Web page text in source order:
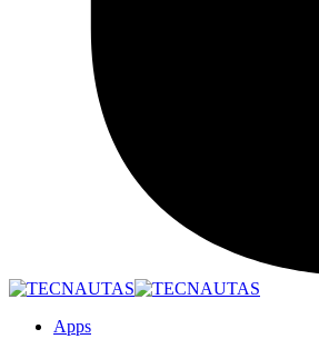
Apps